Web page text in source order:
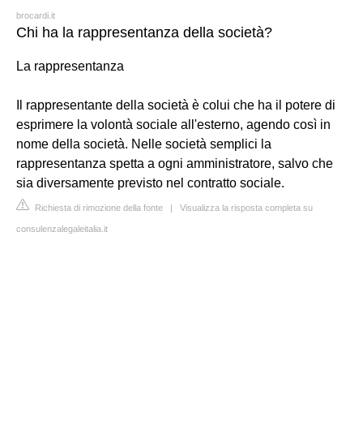
brocardi.it
Chi ha la rappresentanza della società?
La rappresentanza
Il rappresentante della società è colui che ha il potere di
esprimere la volontà sociale all'esterno, agendo così in
nome della società. Nelle società semplici la
rappresentanza spetta a ogni amministratore, salvo che
sia diversamente previsto nel contratto sociale.
Richiesta di rimozione della fonte | Visualizza la risposta completa su
consulenzalegaleitalia.it